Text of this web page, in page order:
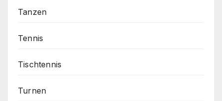
Tanzen
Tennis
Tischtennis
Turnen